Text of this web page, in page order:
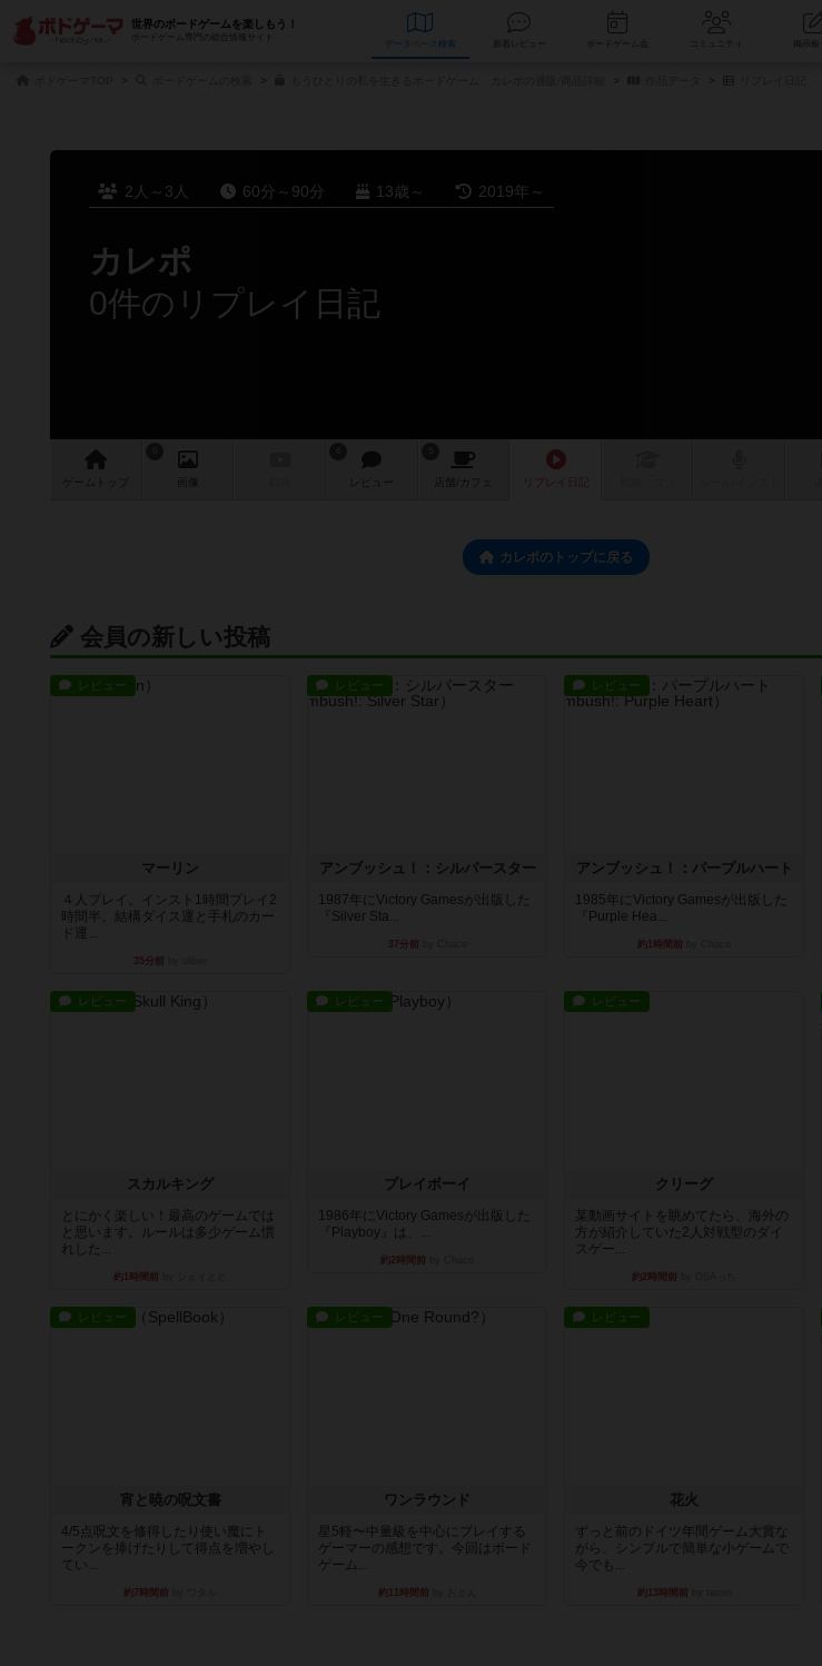
世界のボードゲームを楽しもう！
ボードゲーム専門の総合情報サイト
データベース コミュニティ
2人～3人 60分～90分 13歳～ 2019年～
カレポ
0件のリプレイ日記
ゲーム 画像 レビュー 店舗/ カフェ
カレポのトップに戻る
会員の新しい投稿
レビュー
マーリン
４人プレイ。インスト1時間プレイ2
時間半。結構ダイス運と手札のカー
ド運...
35分前
レビュー
アンブッシュ！：シルバースター
1987年にVictory Gamesが出版した
『Silver Sta...
37分前
レビュー
アンブッシュ！：パープルハート
1985年にVictory Gamesが出版した
『Purple Hea...
約1時間前
レビュー
スカルキング
とにかく楽しい！最高のゲームでは
と思います。ルールは多少ゲーム慣
れした...
約1時間前
レビュー
プレイボーイ
1986年にVictory Gamesが出版した
『Playboy』は、...
約2時間前
レビュー
クリーグ
某動画サイトを眺めてたら、海外の
方が紹介していた2人対戦型のダイ
スゲー...
約2時間前
レビュー
宵と暁の呪文書
4/5点呪文を修得したり使い魔にト
ークンを捧げたりして得点を増やし
てい...
約7時間前
レビュー
ワンラウンド
星5軽〜中量級を中心にプレイする
ゲーマーの感想です。今回はボード
ゲーム...
約11時間前
レビュー
花火
ずっと前のドイツ年間ゲーム大賞な
がら、シンプルで簡単な小ゲームで
今でも...
約13時間前